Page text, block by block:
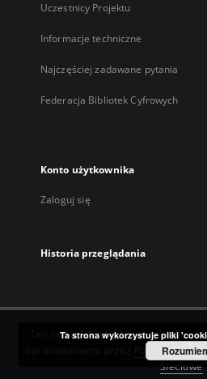
Uczestnicy Projektu
Informacje techniczne
Najczęściej zadawane pytania
Federacja Bibliotek Cyfrowych
Konto użytkownika
Zaloguj się
Historia przeglądania
Ten serwis działa dzięki
Poznańskie
Sieciowe
Ta strona wykorzystuje pliki